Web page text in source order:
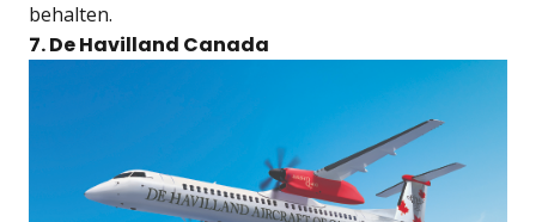
behalten.
7. De Havilland Canada